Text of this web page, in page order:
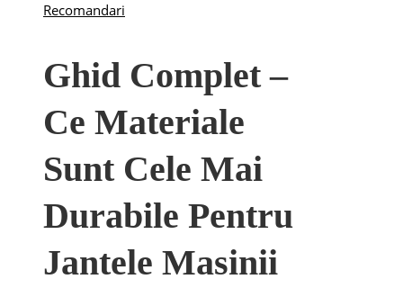
Recomandari
Ghid Complet –
Ce Materiale
Sunt Cele Mai
Durabile Pentru
Jantele Masinii